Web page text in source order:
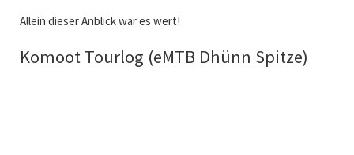
Allein dieser Anblick war es wert!
Komoot Tourlog (eMTB Dhünn Spitze)